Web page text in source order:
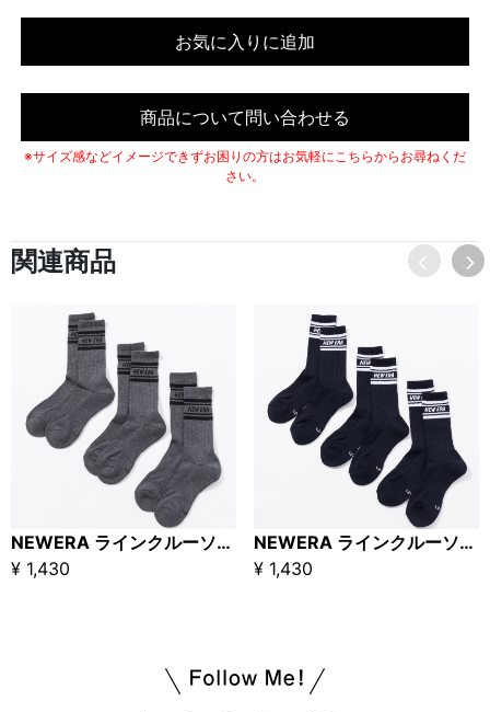
お気に入りに追加
商品について問い合わせる
※サイズ感などイメージできずお困りの方はお気軽にこちらからお尋ねくだ
さい。
関連商品
NEWERA ラインクルーソックス 3PACKS チャコールグレー
¥ 1,430
NEWERA ラインクルーソックス 3PACKS ネイビー
¥ 1,430